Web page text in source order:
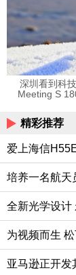
深圳看到科
Meeting S
精彩推荐
爱上海信
培养一名航天
全新光学设计
为视频而生
亚马逊正开发